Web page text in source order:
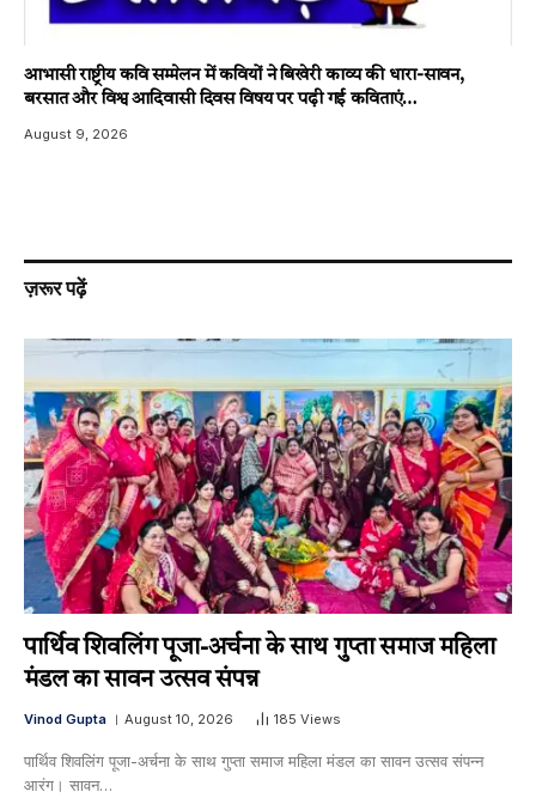
आभासी राष्ट्रीय कवि सम्मेलन में कवियों ने बिखेरी काव्य की धारा-सावन,
बरसात और विश्व आदिवासी दिवस विषय पर पढ़ी गई कविताएं…
August 9, 2026
ज़रूर पढ़ें
पार्थिव शिवलिंग पूजा-अर्चना के साथ गुप्ता समाज महिला
मंडल का सावन उत्सव संपन्न
Vinod Gupta August 10, 2026 185 Views
पार्थिव शिवलिंग पूजा-अर्चना के साथ गुप्ता समाज महिला मंडल का सावन उत्सव संपन्न ​
आरंग। सावन…